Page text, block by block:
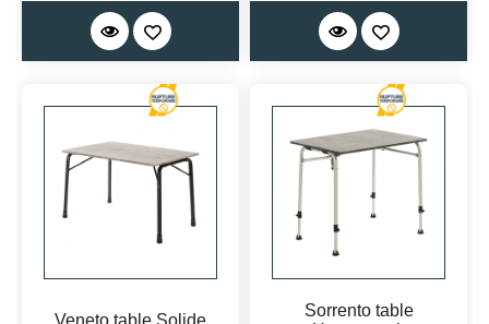
Veneto table Solide
Sorrento table